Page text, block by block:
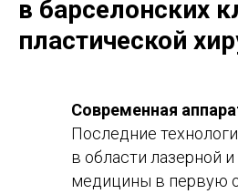
в барселонских
пластической
Современная
Последние
в области лазерной
медицины в первую